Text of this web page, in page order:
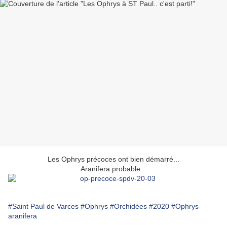
Les Ophrys précoces ont bien démarré...
Aranifera probable...
#Saint Paul de Varces #Ophrys #Orchidées #2020 #Ophrys
aranifera